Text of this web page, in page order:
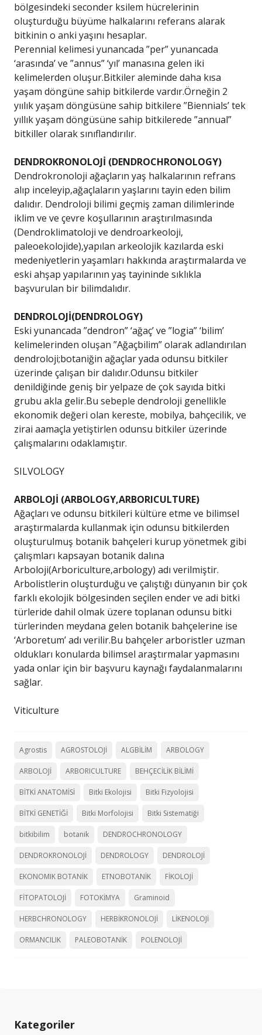
bölgesindeki seconder ksilem hücrelerinin
oluşturduğu büyüme halkalarını referans alarak
bitkinin o anki yaşını hesaplar.
Perennial kelimesi yunancada ”per” yunancada
‘arasında’ ve ”annus” ‘yıl’ manasına gelen iki
kelimelerden oluşur.Bitkiler aleminde daha kısa
yaşam döngüne sahip bitkilerde vardır.Örneğin 2
yıılık yaşam döngüsüne sahip bitkilere ”Biennials’ tek
yıllık yaşam döngüsüne sahip bitkilerede ”annual”
bitkiller olarak sınıflandırılır.
DENDROKRONOLOJİ (DENDROCHRONOLOGY)
Dendrokronoloji ağaçların yaş halkalarının refrans
alıp inceleyip,ağaçlaların yaşlarını tayin eden bilim
dalıdır. Dendroloji bilimi geçmiş zaman dilimlerinde
iklim ve ve çevre koşullarının araştırılmasında
(Dendroklimatoloji ve dendroarkeoloji,
paleoekolojide),yapılan arkeolojik kazılarda eski
medeniyetlerin yaşamları hakkında araştırmalarda ve
eski ahşap yapılarının yaş tayininde sıklıkla
başvurulan bir bilimdalıdır.
DENDROLOJİ(DENDROLOGY)
Eski yunancada ”dendron” ‘ağaç’ ve ”logia” ‘bilim’
kelimelerinden oluşan ”Ağaçbilim” olarak adlandırılan
dendroloji;botaniğin ağaçlar yada odunsu bitkiler
üzerinde çalışan bir dalıdır.Odunsu bitkiler
denildiğinde geniş bir yelpaze de çok sayıda bitki
grubu akla gelir.Bu sebeple dendroloji genellikle
ekonomik değeri olan kereste, mobilya, bahçecilik, ve
zirai aamaçla yetiştirlen odunsu bitkiler üzerinde
çalışmalarını odaklamıştır.
SILVOLOGY
ARBOLOJİ (ARBOLOGY,ARBORICULTURE)
Ağaçları ve odunsu bitkileri kültüre etme ve bilimsel
araştırmalarda kullanmak için odunsu bitkilerden
oluşturulmuş botanik bahçeleri kurup yönetmek gibi
çalışmları kapsayan botanik dalına
Arboloji(Arboriculture,arbology) adı verilmiştir.
Arbolistlerin oluşturduğu ve çalıştığı dünyanın bir çok
farklı ekolojik bölgesinden seçilen ender ve adi bitki
türleride dahil olmak üzere toplanan odunsu bitki
türlerinden meydana gelen botanik bahçelerine ise
‘Arboretum’ adı verilir.Bu bahçeler arboristler uzman
oldukları konularda bilimsel araştırmalar yapmasını
yada onlar için bir başvuru kaynağı faydalanmalarını
sağlar.
Viticulture
Agrostis AGROSTOLOJİ ALGBİLİM ARBOLOGY
ARBOLOJİ ARBORICULTURE BEHÇECİLİK BİLİMİ
BİTKİ ANATOMİSİ Bitki Ekolojisi Bitki Fizyolojisi
BİTKİ GENETİĞİ Bitki Morfolojisi Bitki Sistematiği
bitkibilim botanik DENDROCHRONOLOGY
DENDROKRONOLOJİ DENDROLOGY DENDROLOJİ
EKONOMIK BOTANİK ETNOBOTANİK FİKOLOJİ
FİTOPATOLOJİ FOTOKİMYA Graminoid
HERBCHRONOLOGY HERBİKRONOLOJİ LİKENOLOJİ
ORMANCILIK PALEOBOTANİK POLENOLOJİ
Kategoriler